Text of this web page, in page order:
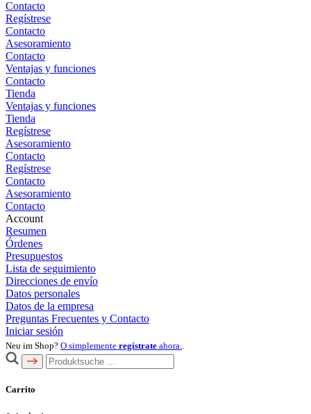
Contacto
Regístrese
Contacto
Asesoramiento
Contacto
Ventajas y funciones
Contacto
Tienda
Ventajas y funciones
Tienda
Regístrese
Asesoramiento
Contacto
Regístrese
Contacto
Asesoramiento
Contacto
Account
Resumen
Órdenes
Presupuestos
Lista de seguimiento
Direcciones de envío
Datos personales
Datos de la empresa
Preguntas Frecuentes y Contacto
Iniciar sesión
Neu im Shop? O simplemente regístrate ahora..
Carrito